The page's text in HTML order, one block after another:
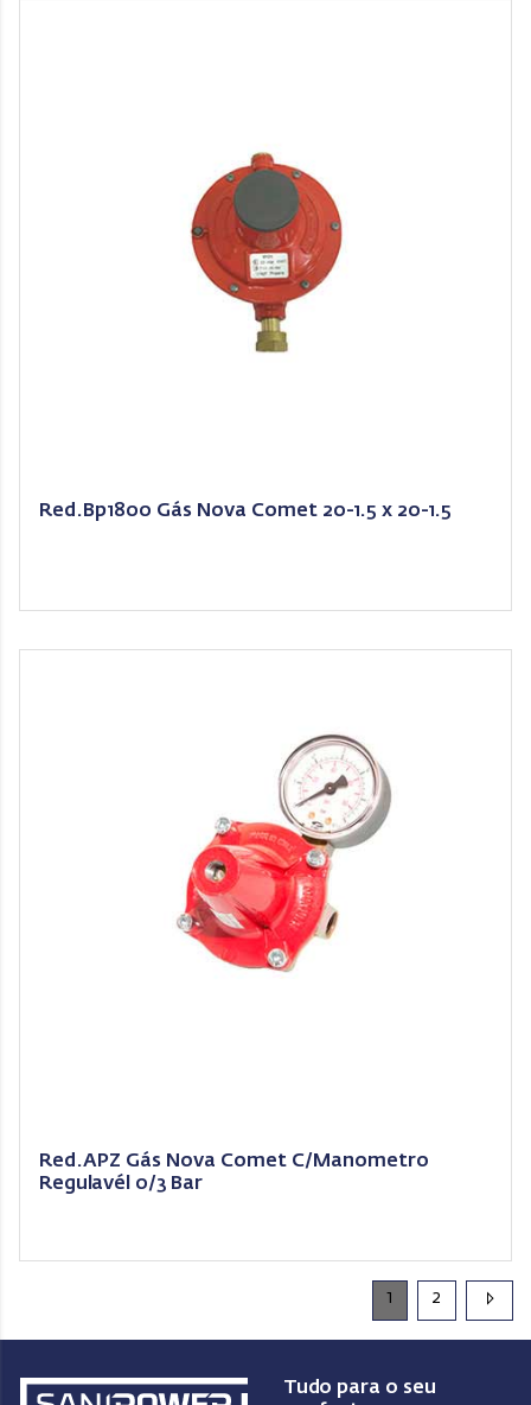
Red.Bp1800 Gás Nova Comet 20-1.5 x 20-1.5
Red.APZ Gás Nova Comet C/Manometro
Regulavél 0/3 Bar
1 2
Tudo para o seu